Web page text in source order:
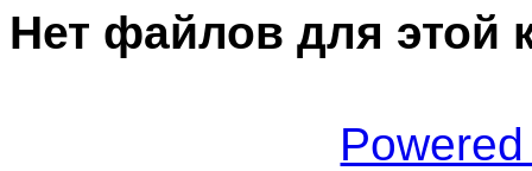
Нет файлов для этой